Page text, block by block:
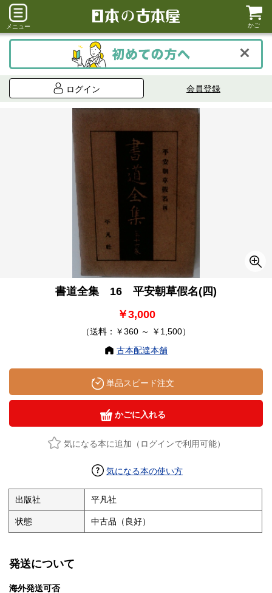
メニュー かご
ログイン 会員登録
書道全集 16 平安朝草假名(四)
￥3,000
（送料：￥360 ～ ￥1,500）
古本配達本舗
単品スピード注文
かごに入れる
気になる本に追加（ログインで利用可能）
気になる本の使い方
出版社 平凡社
状態 中古品（良好）
発送について
海外発送可否